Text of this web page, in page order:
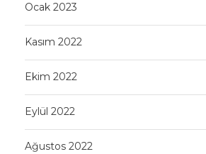
Ocak 2023
Kasım 2022
Ekim 2022
Eylül 2022
Ağustos 2022